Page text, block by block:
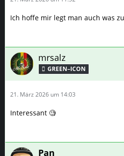
Ich hoffe mir legt man auch was
mrsalz
GREEN–ICON
21. März 2026 um 14:03
Interessant 🧐
Pan